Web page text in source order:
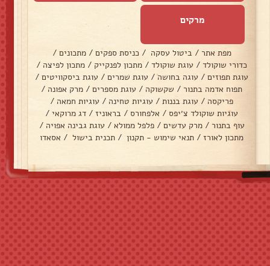
מרקים
מפת אתר / ביטול עסקה / כניסת ספקים / מתכונים /
כדורי שוקולד / עוגת שוקולד / מתכון לפנקייק / מתכון לפיצה /
עוגת תפוזים / עוגה בחושה / עוגת שמרים / עוגת ביסקוויטים /
תפוח אדמה בתנור / שקשוקה / עוגת מספרים / מרק אפונה /
פריקסה / עוגת בננות / עוגיות טחינה / עוגיות חמאה /
עוגיות שוקולד צ׳יפס / אלפחורס / בראוניז / דג מרוקאי /
עוף בתנור / מרק עדשים / פלפל ממולא / עוגת גבינה אפויה /
מתכון לאורז / תנאי שימוש - תקנון / תכנית בישול / אסאדו